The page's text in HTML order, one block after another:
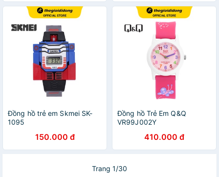
Đồng hồ trẻ em Skmei SK-
1095
150.000 đ
Đồng hồ Trẻ Em Q&Q
VR99J002Y
410.000 đ
Trang 1/30